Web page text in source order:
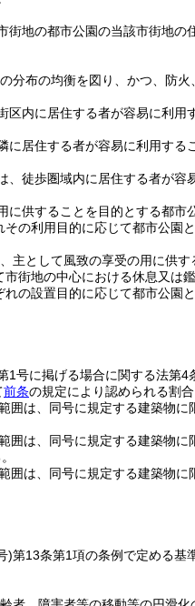
地の都市公園の当該市街地の
分布の均衡を図り、かつ、防
内に居住する者が容易に利用
居住する者が容易に利用する
徒歩圏域内に居住する者が容
供することを目的とする都市
の利用目的に応じて都市公園
主として風致の享受の用に供
街地の中心における休息又は
の設置目的に応じて都市公園
1号に掲げる場合に関する法第4
前条の規定により認められる割
は、同号に規定する建築物
は、同号に規定する建築物
は、同号に規定する建築物
)第13条第1項の条例で定める基